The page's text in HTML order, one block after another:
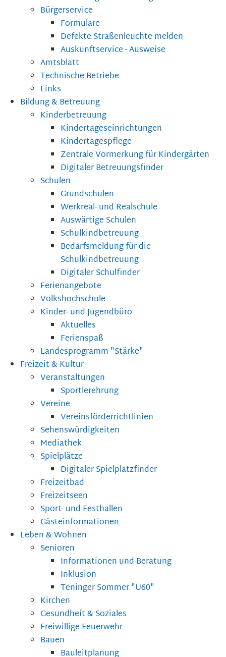
Bürgerservice
Formulare
Defekte Straßenleuchte melden
Auskunftservice - Ausweise
Amtsblatt
Technische Betriebe
Links
Bildung & Betreuung
Kinderbetreuung
Kindertageseinrichtungen
Kindertagespflege
Zentrale Vormerkung für Kindergärten
Digitaler Betreuungsfinder
Schulen
Grundschulen
Werkreal- und Realschule
Auswärtige Schulen
Schulkindbetreuung
Bedarfsmeldung für die
Schulkindbetreuung
Digitaler Schulfinder
Ferienangebote
Volkshochschule
Kinder- und Jugendbüro
Aktuelles
Ferienspaß
Landesprogramm "Stärke"
Freizeit & Kultur
Veranstaltungen
Sportlerehrung
Vereine
Vereinsförderrichtlinien
Sehenswürdigkeiten
Mediathek
Spielplätze
Digitaler Spielplatzfinder
Freizeitbad
Freizeitseen
Sport- und Festhallen
Gästeinformationen
Leben & Wohnen
Senioren
Informationen und Beratung
Inklusion
Teninger Sommer "Ü60"
Kirchen
Gesundheit & Soziales
Freiwillige Feuerwehr
Bauen
Bauleitplanung